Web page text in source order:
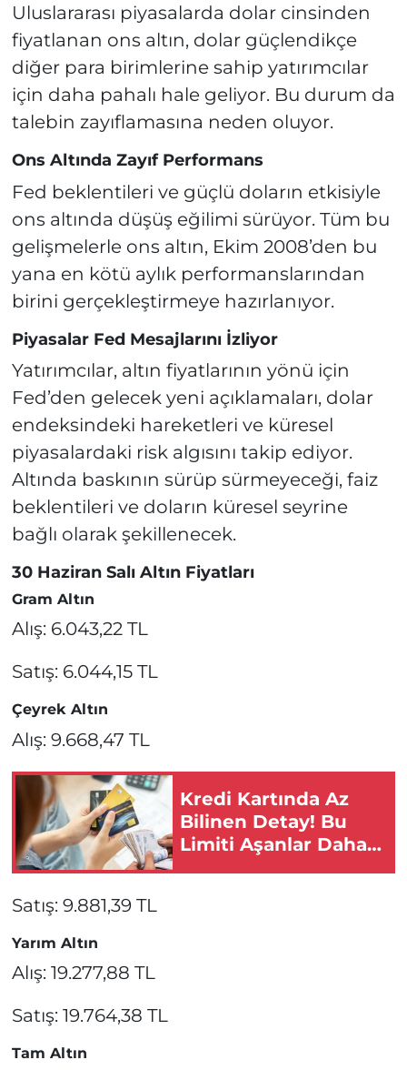
Uluslararası piyasalarda dolar cinsinden
fiyatlanan ons altın, dolar güçlendikçe
diğer para birimlerine sahip yatırımcılar
için daha pahalı hale geliyor. Bu durum da
talebin zayıflamasına neden oluyor.
Ons Altında Zayıf Performans
Fed beklentileri ve güçlü doların etkisiyle
ons altında düşüş eğilimi sürüyor. Tüm bu
gelişmelerle ons altın, Ekim 2008’den bu
yana en kötü aylık performanslarından
birini gerçekleştirmeye hazırlanıyor.
Piyasalar Fed Mesajlarını İzliyor
Yatırımcılar, altın fiyatlarının yönü için
Fed’den gelecek yeni açıklamaları, dolar
endeksindeki hareketleri ve küresel
piyasalardaki risk algısını takip ediyor.
Altında baskının sürüp sürmeyeceği, faiz
beklentileri ve doların küresel seyrine
bağlı olarak şekillenecek.
30 Haziran Salı Altın Fiyatları
Gram Altın
Alış: 6.043,22 TL
Satış: 6.044,15 TL
Çeyrek Altın
Alış: 9.668,47 TL
Kredi Kartında Az
Bilinen Detay! Bu
Limiti Aşanlar Daha
Satış: 9.881,39 TL
Yarım Altın
Alış: 19.277,88 TL
Satış: 19.764,38 TL
Tam Altın